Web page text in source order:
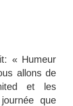
« Humeur
allons de
et les
que